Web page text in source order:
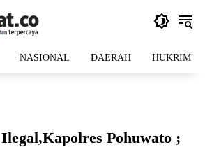
NASIONAL DAERAH HUKRIM
Pohuwato ;